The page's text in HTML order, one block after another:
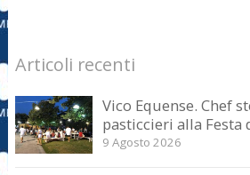
Articoli recenti
Vico Equense. Chef
pasticcieri alla Festa
9 Agosto 2026